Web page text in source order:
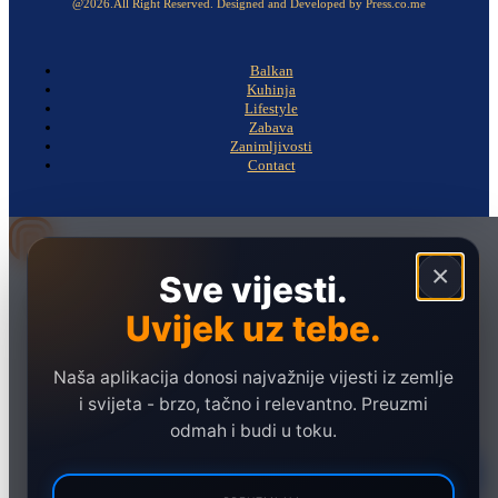
@2026.All Right Reserved. Designed and Developed by Press.co.me
Balkan
Kuhinja
Lifestyle
Zabava
Zanimljivosti
Contact
×
Sve vijesti.
Uvijek uz tebe.
Naša aplikacija donosi najvažnije vijesti iz zemlje
i svijeta - brzo, tačno i relevantno. Preuzmi
odmah i budi u toku.
Hronika